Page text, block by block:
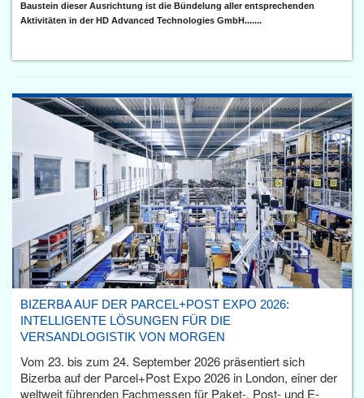
Baustein dieser Ausrichtung ist die Bündelung aller entsprechenden
Aktivitäten in der HD Advanced Technologies GmbH.......
BIZERBA AUF DER PARCEL+POST EXPO 2026:
INTELLIGENTE LÖSUNGEN FÜR DIE
VERSANDLOGISTIK VON MORGEN
Vom 23. bis zum 24. September 2026 präsentiert sich
Bizerba auf der Parcel+Post Expo 2026 in London, einer der
weltweit führenden Fachmessen für Paket-, Post- und E-